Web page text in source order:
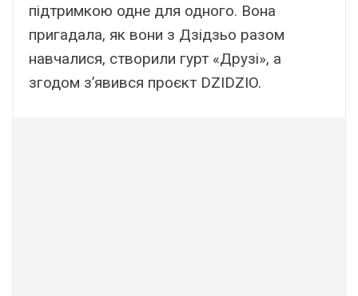
підтримкою одне для одного. Вона
пригадала, як вони з Дзідзьо разом
навчалися, створили гурт «Друзі», а
згодом з’явився проєкт DZIDZIO.